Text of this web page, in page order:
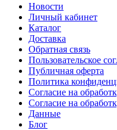
Новости
Личный кабинет
Каталог
Доставка
Обратная связь
Пользовательское
Публичная оферта
Политика
Согласие на
Согласие на
Данные
Блог